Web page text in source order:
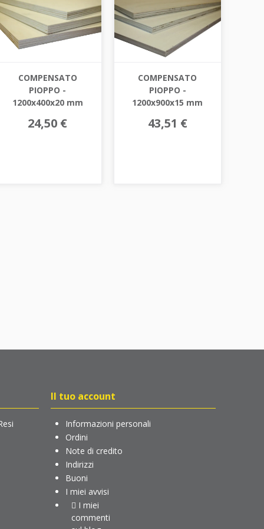
COMPENSATO
PIOPPO -
1200x400x20 mm
24,50 €
COMPENSATO
PIOPPO -
1200x900x15 mm
43,51 €
Il tuo account
Informazioni personali
Ordini
Note di credito
Indirizzi
Buoni
I miei avvisi
I miei
commenti